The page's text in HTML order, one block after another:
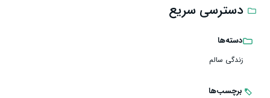
دسترسی سریع
دسته‌ها
زندگی سالم
برچسب‌ها